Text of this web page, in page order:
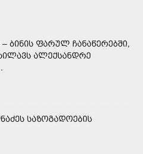
ᲑᲘᲜᲘᲡ ᲤᲐᲠᲣᲚ ᲩᲐᲜᲐᲬᲔᲠᲔᲑᲨᲘ,
ᲐᲚᲔᲥᲡᲐᲜᲓᲠᲔ
ᲡᲐᲖᲝᲒᲐᲓᲝᲔᲑᲘᲡ